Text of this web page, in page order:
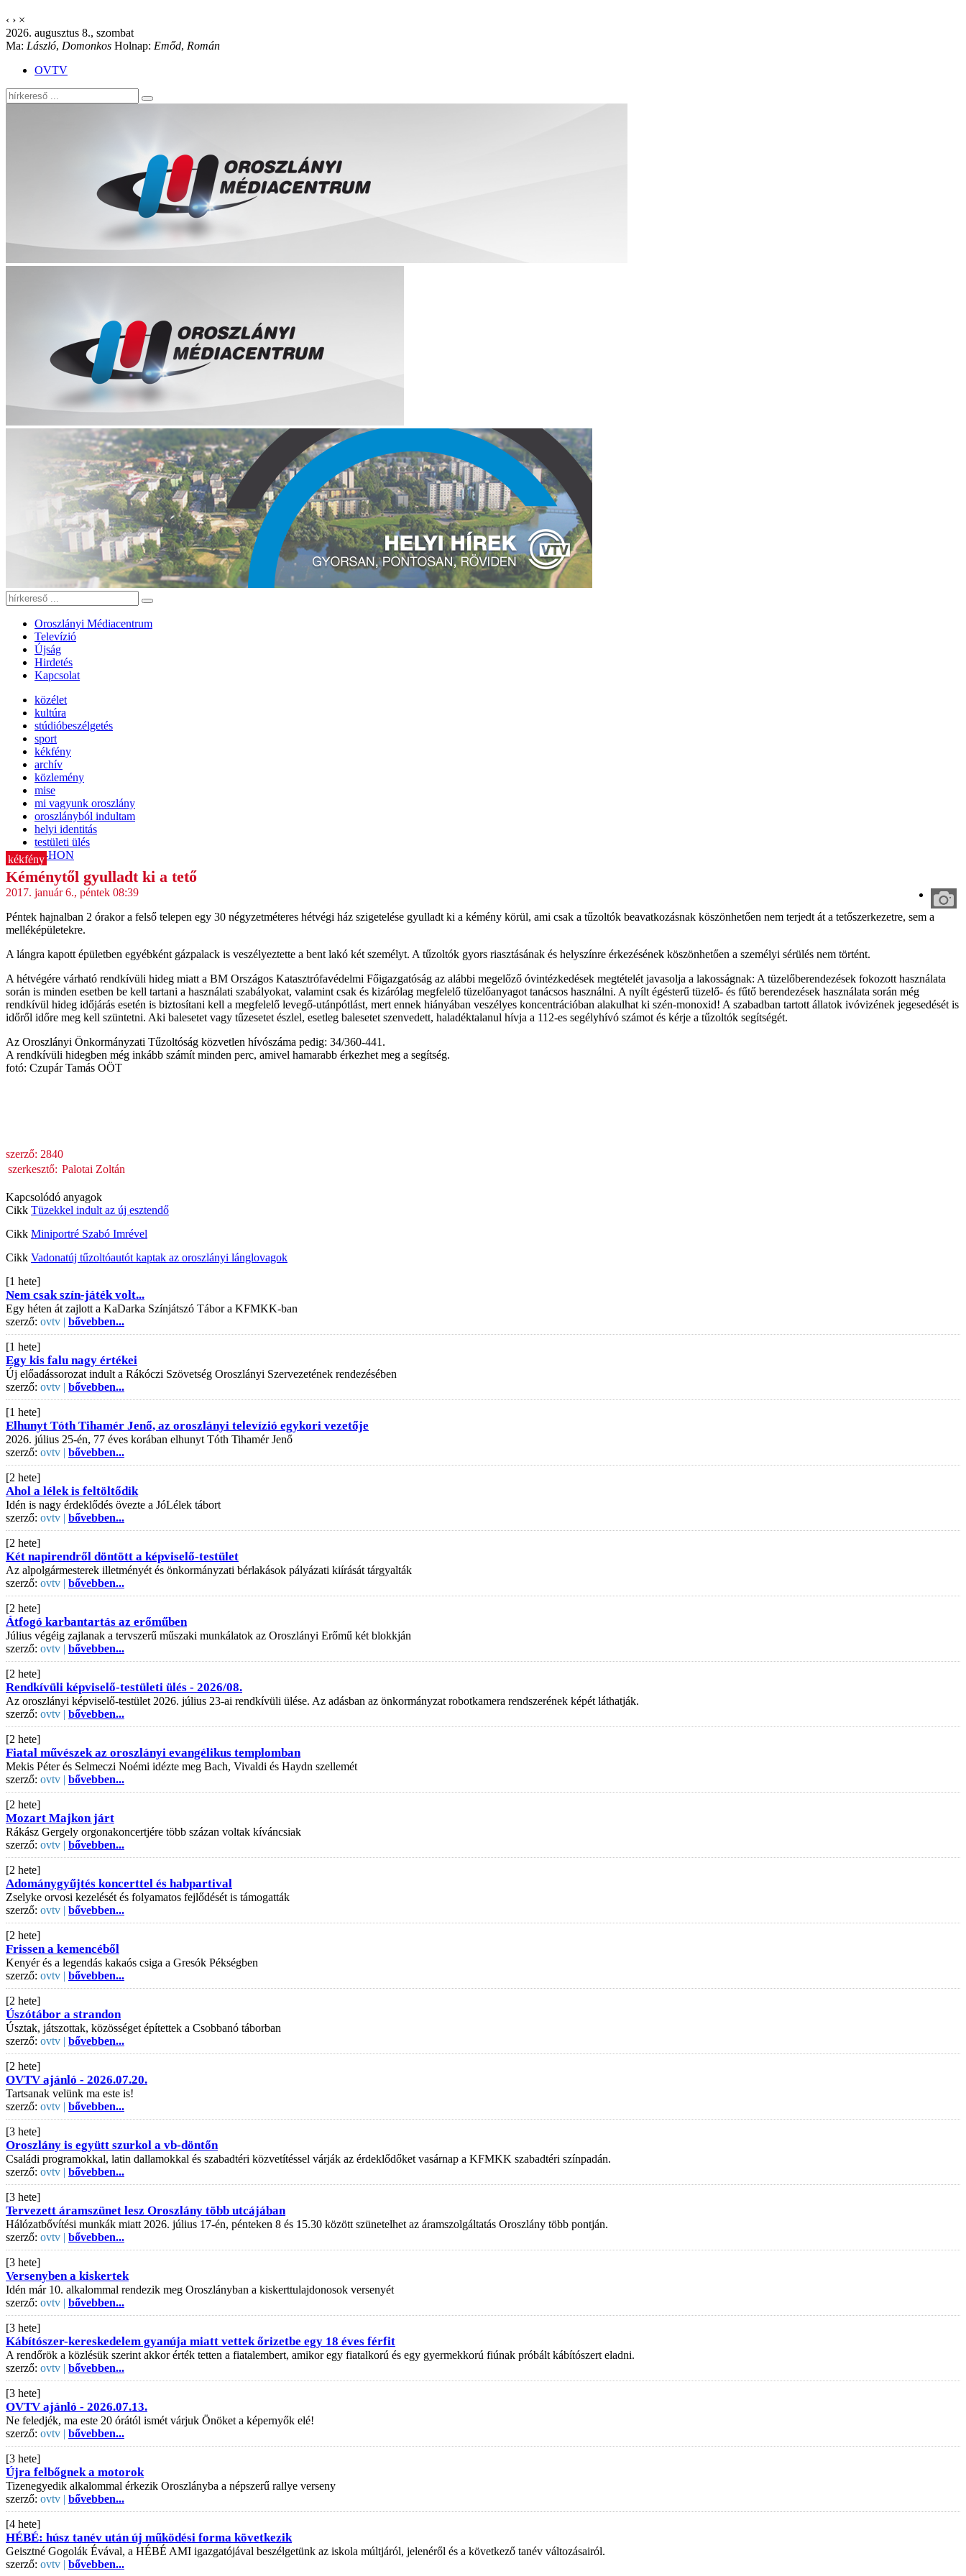
‹ › ×
2026. augusztus 8., szombat
Ma: László, Domonkos Holnap: Emőd, Román
OVTV
Oroszlányi Médiacentrum
Televízió
Újság
Hirdetés
Kapcsolat
közélet
kultúra
stúdióbeszélgetés
sport
kékfény
archív
közlemény
mise
mi vagyunk oroszlány
oroszlányból indultam
helyi identitás
testületi ülés
IT-HON
kékfény
Kéménytől gyulladt ki a tető
2017. január 6., péntek 08:39
Péntek hajnalban 2 órakor a felső telepen egy 30 négyzetméteres hétvégi ház szigetelése gyulladt ki a kémény körül, ami csak a tűzoltók beavatkozásnak köszönhetően nem terjedt át a tetőszerkezetre, sem a
melléképületekre.
A lángra kapott épületben egyébként gázpalack is veszélyeztette a bent lakó két személyt. A tűzoltók gyors riasztásának és helyszínre érkezésének köszönhetően a személyi sérülés nem történt.
A hétvégére várható rendkívüli hideg miatt a BM Országos Katasztrófavédelmi Főigazgatóság az alábbi megelőző óvintézkedések megtételét javasolja a lakosságnak: A tüzelőberendezések fokozott használata
során is minden esetben be kell tartani a használati szabályokat, valamint csak és kizárólag megfelelő tüzelőanyagot tanácsos használni. A nyílt égésterű tüzelő- és fűtő berendezések használata során még
rendkívül hideg időjárás esetén is biztosítani kell a megfelelő levegő-utánpótlást, mert ennek hiányában veszélyes koncentrációban alakulhat ki szén-monoxid! A szabadban tartott állatok ivóvizének jegesedését is
időről időre meg kell szüntetni. Aki balesetet vagy tűzesetet észlel, esetleg balesetet szenvedett, haladéktalanul hívja a 112-es segélyhívó számot és kérje a tűzoltók segítségét.
Az Oroszlányi Önkormányzati Tűzoltóság közvetlen hívószáma pedig: 34/360-441.
A rendkívüli hidegben még inkább számít minden perc, amivel hamarabb érkezhet meg a segítség.
fotó: Czupár Tamás OÖT
szerző: 2840
szerkesztő: Palotai Zoltán
Kapcsolódó anyagok
Cikk Tüzekkel indult az új esztendő
Cikk Miniportré Szabó Imrével
Cikk Vadonatúj tűzoltóautót kaptak az oroszlányi lánglovagok
[1 hete]
Nem csak szín-játék volt...
Egy héten át zajlott a KaDarka Színjátszó Tábor a KFMKK-ban
szerző: ovtv | bővebben...
[1 hete]
Egy kis falu nagy értékei
Új előadássorozat indult a Rákóczi Szövetség Oroszlányi Szervezetének rendezésében
szerző: ovtv | bővebben...
[1 hete]
Elhunyt Tóth Tihamér Jenő, az oroszlányi televízió egykori vezetője
2026. július 25-én, 77 éves korában elhunyt Tóth Tihamér Jenő
szerző: ovtv | bővebben...
[2 hete]
Ahol a lélek is feltöltődik
Idén is nagy érdeklődés övezte a JóLélek tábort
szerző: ovtv | bővebben...
[2 hete]
Két napirendről döntött a képviselő-testület
Az alpolgármesterek illetményét és önkormányzati bérlakások pályázati kiírását tárgyalták
szerző: ovtv | bővebben...
[2 hete]
Átfogó karbantartás az erőműben
Július végéig zajlanak a tervszerű műszaki munkálatok az Oroszlányi Erőmű két blokkján
szerző: ovtv | bővebben...
[2 hete]
Rendkívüli képviselő-testületi ülés - 2026/08.
Az oroszlányi képviselő-testület 2026. július 23-ai rendkívüli ülése. Az adásban az önkormányzat robotkamera rendszerének képét láthatják.
szerző: ovtv | bővebben...
[2 hete]
Fiatal művészek az oroszlányi evangélikus templomban
Mekis Péter és Selmeczi Noémi idézte meg Bach, Vivaldi és Haydn szellemét
szerző: ovtv | bővebben...
[2 hete]
Mozart Majkon járt
Rákász Gergely orgonakoncertjére több százan voltak kíváncsiak
szerző: ovtv | bővebben...
[2 hete]
Adománygyűjtés koncerttel és habpartival
Zselyke orvosi kezelését és folyamatos fejlődését is támogatták
szerző: ovtv | bővebben...
[2 hete]
Frissen a kemencéből
Kenyér és a legendás kakaós csiga a Gresók Pékségben
szerző: ovtv | bővebben...
[2 hete]
Úszótábor a strandon
Úsztak, játszottak, közösséget építettek a Csobbanó táborban
szerző: ovtv | bővebben...
[2 hete]
OVTV ajánló - 2026.07.20.
Tartsanak velünk ma este is!
szerző: ovtv | bővebben...
[3 hete]
Oroszlány is együtt szurkol a vb-döntőn
Családi programokkal, latin dallamokkal és szabadtéri közvetítéssel várják az érdeklődőket vasárnap a KFMKK szabadtéri színpadán.
szerző: ovtv | bővebben...
[3 hete]
Tervezett áramszünet lesz Oroszlány több utcájában
Hálózatbővítési munkák miatt 2026. július 17-én, pénteken 8 és 15.30 között szünetelhet az áramszolgáltatás Oroszlány több pontján.
szerző: ovtv | bővebben...
[3 hete]
Versenyben a kiskertek
Idén már 10. alkalommal rendezik meg Oroszlányban a kiskerttulajdonosok versenyét
szerző: ovtv | bővebben...
[3 hete]
Kábítószer-kereskedelem gyanúja miatt vettek őrizetbe egy 18 éves férfit
A rendőrök a közlésük szerint akkor érték tetten a fiatalembert, amikor egy fiatalkorú és egy gyermekkorú fiúnak próbált kábítószert eladni.
szerző: ovtv | bővebben...
[3 hete]
OVTV ajánló - 2026.07.13.
Ne feledjék, ma este 20 órától ismét várjuk Önöket a képernyők elé!
szerző: ovtv | bővebben...
[3 hete]
Újra felbőgnek a motorok
Tizenegyedik alkalommal érkezik Oroszlányba a népszerű rallye verseny
szerző: ovtv | bővebben...
[4 hete]
HÉBÉ: húsz tanév után új működési forma következik
Geisztné Gogolák Évával, a HÉBÉ AMI igazgatójával beszélgetünk az iskola múltjáról, jelenéről és a következő tanév változásairól.
szerző: ovtv | bővebben...